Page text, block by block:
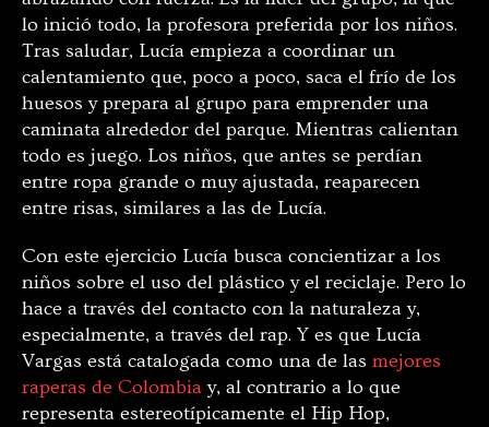
lo inició todo, la profesora preferida por los niños.
Tras saludar, Lucía empieza a coordinar un
calentamiento que, poco a poco, saca el frío de los
huesos y prepara al grupo para emprender una
caminata alrededor del parque. Mientras calientan
todo es juego. Los niños, que antes se perdían
entre ropa grande o muy ajustada, reaparecen
entre risas, similares a las de Lucía.
Con este ejercicio Lucía busca concientizar a los
niños sobre el uso del plástico y el reciclaje. Pero lo
hace a través del contacto con la naturaleza y,
especialmente, a través del rap. Y es que Lucía
Vargas está catalogada como una de las mejores
raperas de Colombiay, al contrario a lo que
representa estereotípicamente el Hip Hop,